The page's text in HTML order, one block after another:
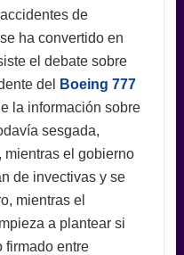
de
ha convertido en
el debate sobre
del
Boeing 777
la información sobre
sesgada,
mientras el gobierno
de invectivas y se
mientras el
a plantear si
firmado entre